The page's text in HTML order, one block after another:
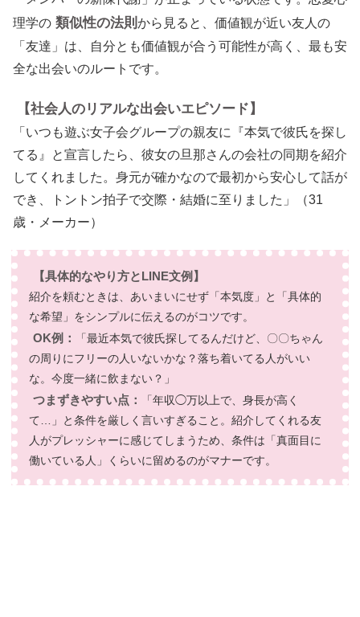
理学の 類似性の法則から見ると、価値観が近い友人の
「友達」は、自分とも価値観が合う可能性が高く、最も安
全な出会いのルートです。
【社会人のリアルな出会いエピソード】
「いつも遊ぶ女子会グループの親友に『本気で彼氏を探し
てる』と宣言したら、彼女の旦那さんの会社の同期を紹介
してくれました。身元が確かなので最初から安心して話が
でき、トントン拍子で交際・結婚に至りました」（31
歳・メーカー）
【具体的なやり方とLINE文例】
紹介を頼むときは、あいまいにせず「本気度」と「具体的
な希望」をシンプルに伝えるのがコツです。
OK例：
「最近本気で彼氏探してるんだけど、〇〇ちゃん
の周りにフリーの人いないかな？落ち着いてる人がいい
な。今度一緒に飲まない？」
つまずきやすい点：
「年収◯万以上で、身長が高く
て…」と条件を厳しく言いすぎること。紹介してくれる友
人がプレッシャーに感じてしまうため、条件は「真面目に
働いている人」くらいに留めるのがマナーです。